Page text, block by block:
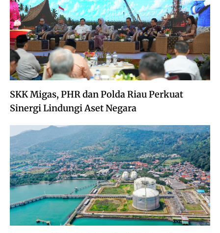
SKK Migas, PHR dan Polda Riau Perkuat
Sinergi Lindungi Aset Negara